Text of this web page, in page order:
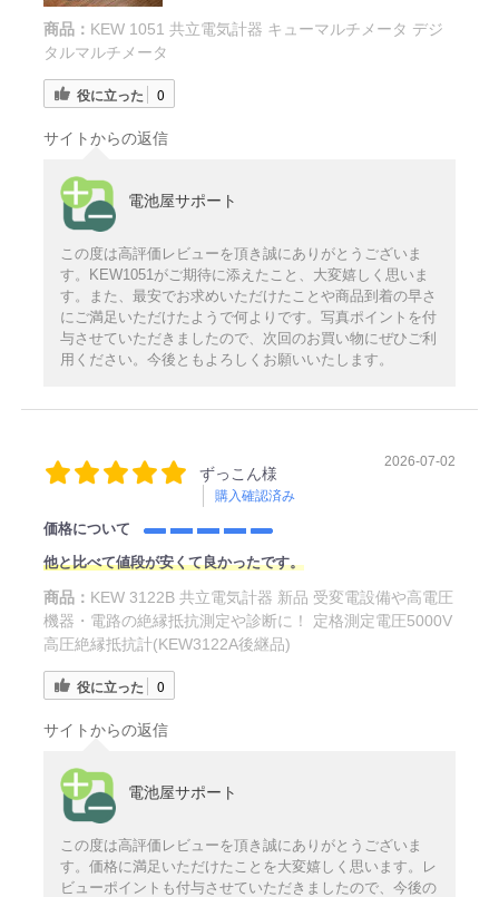
商品： KEW 1051 共立電気計器 キューマルチメータ デジ
タルマルチメータ
役に立った 0
サイトからの返信
電池屋サポート
この度は高評価レビューを頂き誠にありがとうございま
す。KEW1051がご期待に添えたこと、大変嬉しく思いま
す。また、最安でお求めいただけたことや商品到着の早さ
にご満足いただけたようで何よりです。写真ポイントを付
与させていただきましたので、次回のお買い物にぜひご利
用ください。今後ともよろしくお願いいたします。
ずっこん様
購入確認済み
2026-07-02
価格について
他と比べて値段が安くて良かったです。
商品： KEW 3122B 共立電気計器 新品 受変電設備や高電圧
機器・電路の絶縁抵抗測定や診断に！ 定格測定電圧5000V
高圧絶縁抵抗計(KEW3122A後継品)
役に立った 0
サイトからの返信
電池屋サポート
この度は高評価レビューを頂き誠にありがとうございま
す。価格に満足いただけたことを大変嬉しく思います。レ
ビューポイントも付与させていただきましたので、今後の